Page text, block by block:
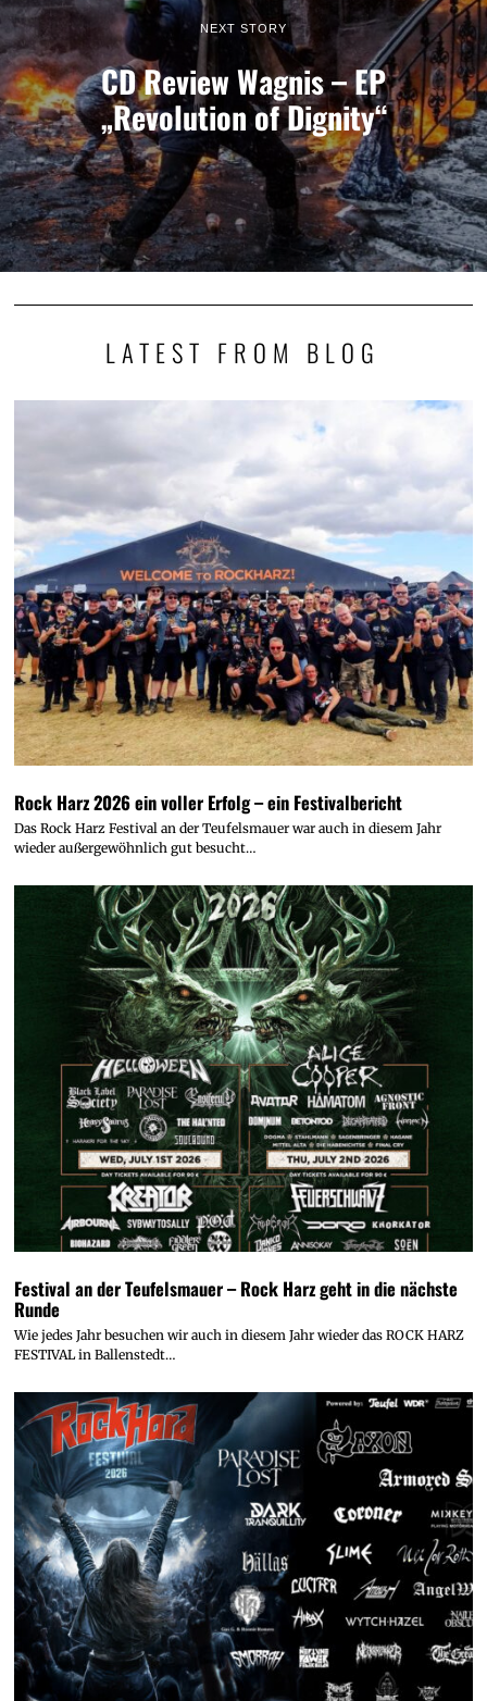
NEXT STORY
CD Review Wagnis – EP
„Revolution of Dignity“
LATEST FROM BLOG
Rock Harz 2026 ein voller Erfolg – ein Festivalbericht
Das Rock Harz Festival an der Teufelsmauer war auch in diesem Jahr
wieder außergewöhnlich gut besucht…
Festival an der Teufelsmauer – Rock Harz geht in die nächste
Runde
Wie jedes Jahr besuchen wir auch in diesem Jahr wieder das ROCK HARZ
FESTIVAL in Ballenstedt…